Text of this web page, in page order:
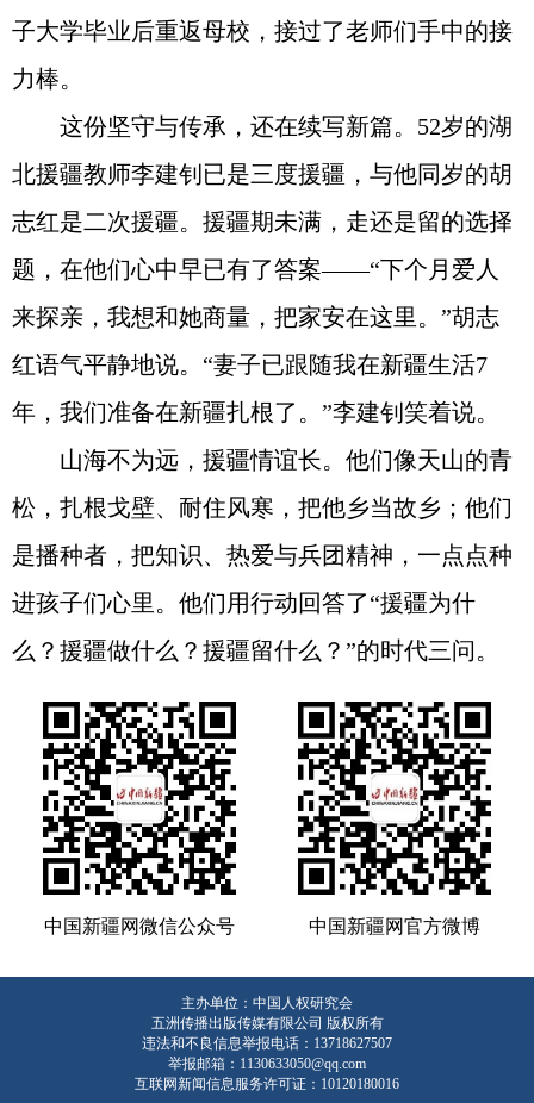
子大学毕业后重返母校，接过了老师们手中的接
力棒。
这份坚守与传承，还在续写新篇。52岁的湖
北援疆教师李建钊已是三度援疆，与他同岁的胡
志红是二次援疆。援疆期未满，走还是留的选择
题，在他们心中早已有了答案——“下个月爱人
来探亲，我想和她商量，把家安在这里。”胡志
红语气平静地说。“妻子已跟随我在新疆生活7
年，我们准备在新疆扎根了。”李建钊笑着说。
山海不为远，援疆情谊长。他们像天山的青
松，扎根戈壁、耐住风寒，把他乡当故乡；他们
是播种者，把知识、热爱与兵团精神，一点点种
进孩子们心里。他们用行动回答了“援疆为什
么？援疆做什么？援疆留什么？”的时代三问。
中国新疆网微信公众号 中国新疆网官方微博
主办单位：中国人权研究会
五洲传播出版传媒有限公司 版权所有
违法和不良信息举报电话：13718627507
举报邮箱：1130633050@qq.com
互联网新闻信息服务许可证：10120180016